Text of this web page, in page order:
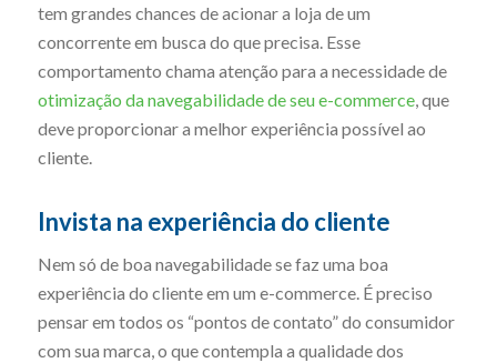
tem grandes chances de acionar a loja de um
concorrente em busca do que precisa. Esse
comportamento chama atenção para a necessidade de
otimização da navegabilidade de seu e-commerce, que
deve proporcionar a melhor experiência possível ao
cliente.
Invista na experiência do cliente
Nem só de boa navegabilidade se faz uma boa
experiência do cliente em um e-commerce. É preciso
pensar em todos os “pontos de contato” do consumidor
com sua marca, o que contempla a qualidade dos